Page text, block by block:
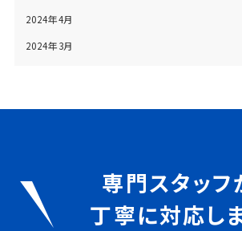
2024年4月
2024年3月
専門スタッフ
丁寧に対応し